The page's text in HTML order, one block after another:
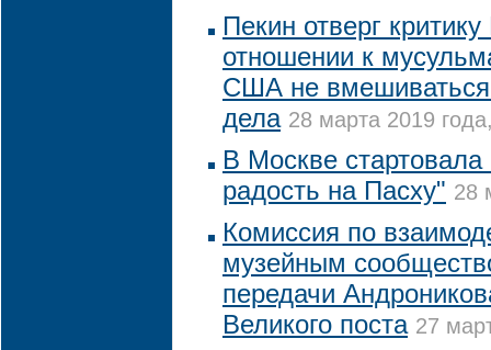
Пекин отверг
отношении к
США не вмешиваться
дела 28 марта 2019
В Москве
радость на Пасху" 28
Комиссия по
музейным
передачи
Великого поста 27